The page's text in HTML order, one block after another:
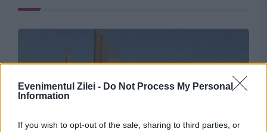
Evenimentul Zilei - Do Not Process My Personal
Information
If you wish to opt-out of the sale, sharing to third parties, or